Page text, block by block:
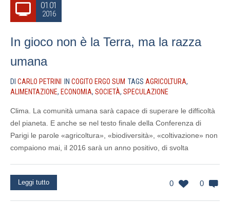
01.01
2016
In gioco non è la Terra, ma la razza
umana
DI CARLO PETRINI IN COGITO ERGO SUM TAGS AGRICOLTURA,
ALIMENTAZIONE, ECONOMIA, SOCIETÀ, SPECULAZIONE
Clima. La comunità umana sarà capace di superare le difficoltà
del pianeta. E anche se nel testo finale della Conferenza di
Parigi le parole «agricoltura», «biodiversità», «coltivazione» non
compaiono mai, il 2016 sarà un anno positivo, di svolta
0 0
Leggi tutto